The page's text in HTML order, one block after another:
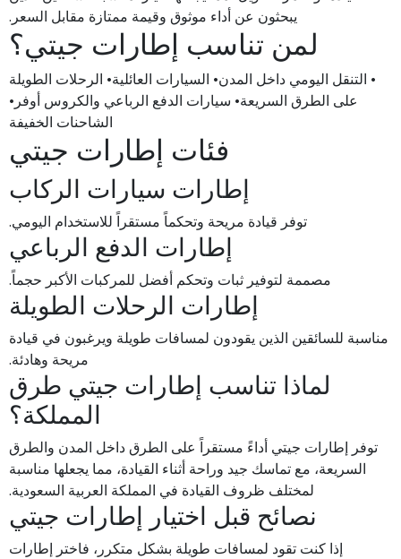
يبحثون عن أداء موثوق وقيمة ممتازة مقابل السعر.
لمن تناسب إطارات جيتي؟
• التنقل اليومي داخل المدن• السيارات العائلية• الرحلات الطويلة
على الطرق السريعة• سيارات الدفع الرباعي والكروس أوفر•
الشاحنات الخفيفة
فئات إطارات جيتي
إطارات سيارات الركاب
توفر قيادة مريحة وتحكماً مستقراً للاستخدام اليومي.
إطارات الدفع الرباعي
مصممة لتوفير ثبات وتحكم أفضل للمركبات الأكبر حجماً.
إطارات الرحلات الطويلة
مناسبة للسائقين الذين يقودون لمسافات طويلة ويرغبون في قيادة
مريحة وهادئة.
لماذا تناسب إطارات جيتي طرق
المملكة؟
توفر إطارات جيتي أداءً مستقراً على الطرق داخل المدن والطرق
السريعة، مع تماسك جيد وراحة أثناء القيادة، مما يجعلها مناسبة
لمختلف ظروف القيادة في المملكة العربية السعودية.
نصائح قبل اختيار إطارات جيتي
إذا كنت تقود لمسافات طويلة بشكل متكرر، فاختر إطارات